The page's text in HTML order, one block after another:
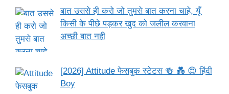
बात उससे ही करो जो तुमसे बात करना चाहे, यूँ
किसी के पीछे पड़कर खुद को जलील करवाना
अच्छी बात नही
[2026] Attitude फेसबुक स्टेटस 🍻 💑 😍 हिंदी
Boy